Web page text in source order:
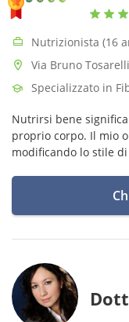
Nutrizionista (16
Via Bruno
Specializzato in
Nutrirsi bene
proprio corpo. Il mio obiettivo è
modificando lo stile